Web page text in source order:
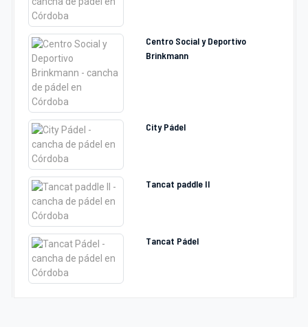
Centro Social y Deportivo
Brinkmann
City Pádel
Tancat paddle II
Tancat Pádel